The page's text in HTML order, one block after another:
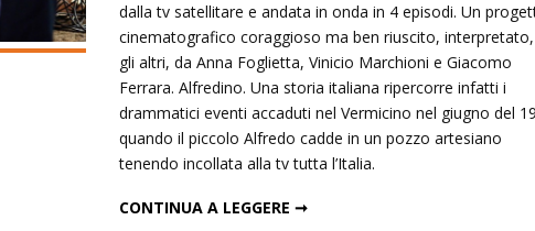
dalla tv satellitare e andata in onda in 4 episodi. Un
cinematografico coraggioso ma ben riuscito,
gli altri, da Anna Foglietta, Vinicio Marchioni e Giacomo
Ferrara. Alfredino. Una storia italiana ripercorre infatti i
drammatici eventi accaduti nel Vermicino nel giugno del
quando il piccolo Alfredo cadde in un pozzo artesiano
tenendo incollata alla tv tutta l’Italia.
CONTINUA A LEGGERE ➞